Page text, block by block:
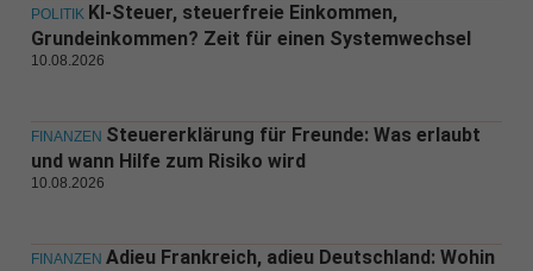
POLITIK KI-Steuer, steuerfreie Einkommen,
Grundeinkommen? Zeit für einen Systemwechsel
10.08.2026
FINANZEN Steuererklärung für Freunde: Was erlaubt
und wann Hilfe zum Risiko wird
10.08.2026
FINANZEN Adieu Frankreich, adieu Deutschland: Wohin